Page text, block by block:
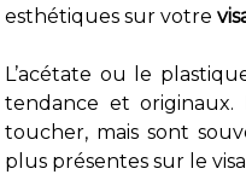
esthétiques sur votre
L’acétate ou le
tendance et
toucher, mais sont
plus présentes sur le